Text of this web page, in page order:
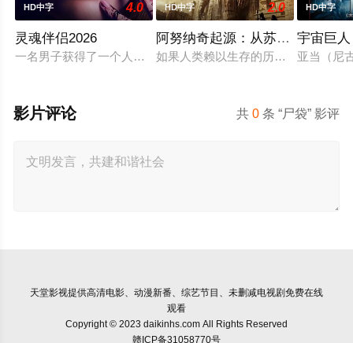
HD中字 4.0
灵魂伴侣2026
一名男子获得了一个人工智能机器人，以应对刚刚去世的妻子
HD中字 2.0
阿努纳奇起源：从苏美尔到南美
如果人类赖以生存的历史，从一开
HD中字
宇宙巨
亚当（尼
共0 条 “尸袋” 影评
影片评论
天堂影视提供高清电影、动漫新番、综艺节目、未删减电视剧免费在线
观看
Copyright © 2023 daikinhs.com All Rights Reserved
赣ICP备31058770号